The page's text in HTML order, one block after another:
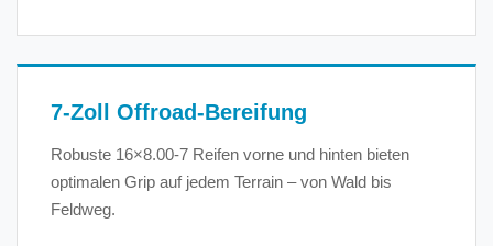
7-Zoll Offroad-Bereifung
Robuste 16×8.00-7 Reifen vorne und hinten bieten
optimalen Grip auf jedem Terrain – von Wald bis
Feldweg.